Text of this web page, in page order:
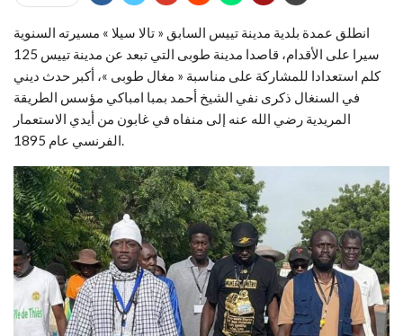
انطلق عمدة بلدية مدينة تييس السابق « تالا سيلا » مسيرته السنوية
سيرا على الأقدام، قاصدا مدينة طوبى التي تبعد عن مدينة تييس 125
كلم استعدادا للمشاركة على مناسبة « مغال طوبى »، أكبر حدث ديني
في السنغال ذكرى نفي الشيخ أحمد بمبا امباكي مؤسس الطريقة
المريدية رضي الله عنه إلى منفاه في غابون من أيدي الاستعمار
الفرنسي عام 1895.